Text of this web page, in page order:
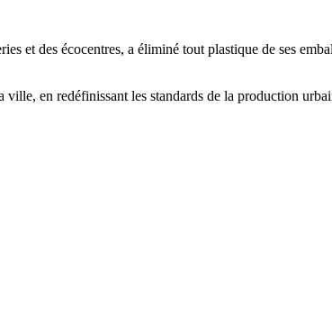
et des écocentres, a éliminé tout plastique de ses
en redéfinissant les standards de la production